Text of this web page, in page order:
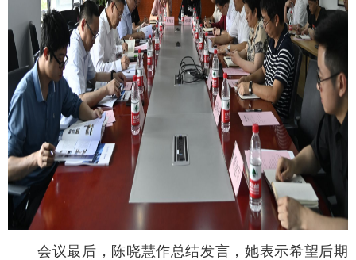
会议最后，陈晓慧作总结发言，她表示希望后期